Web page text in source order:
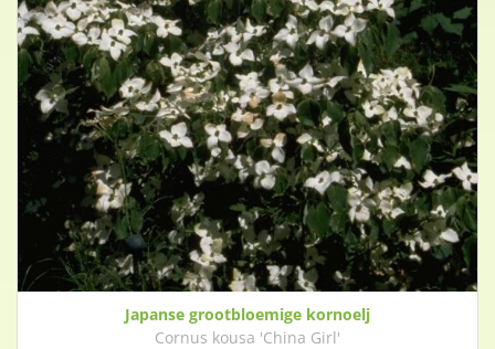
Japanse grootbloemige kornoelj
Cornus kousa 'China Girl'